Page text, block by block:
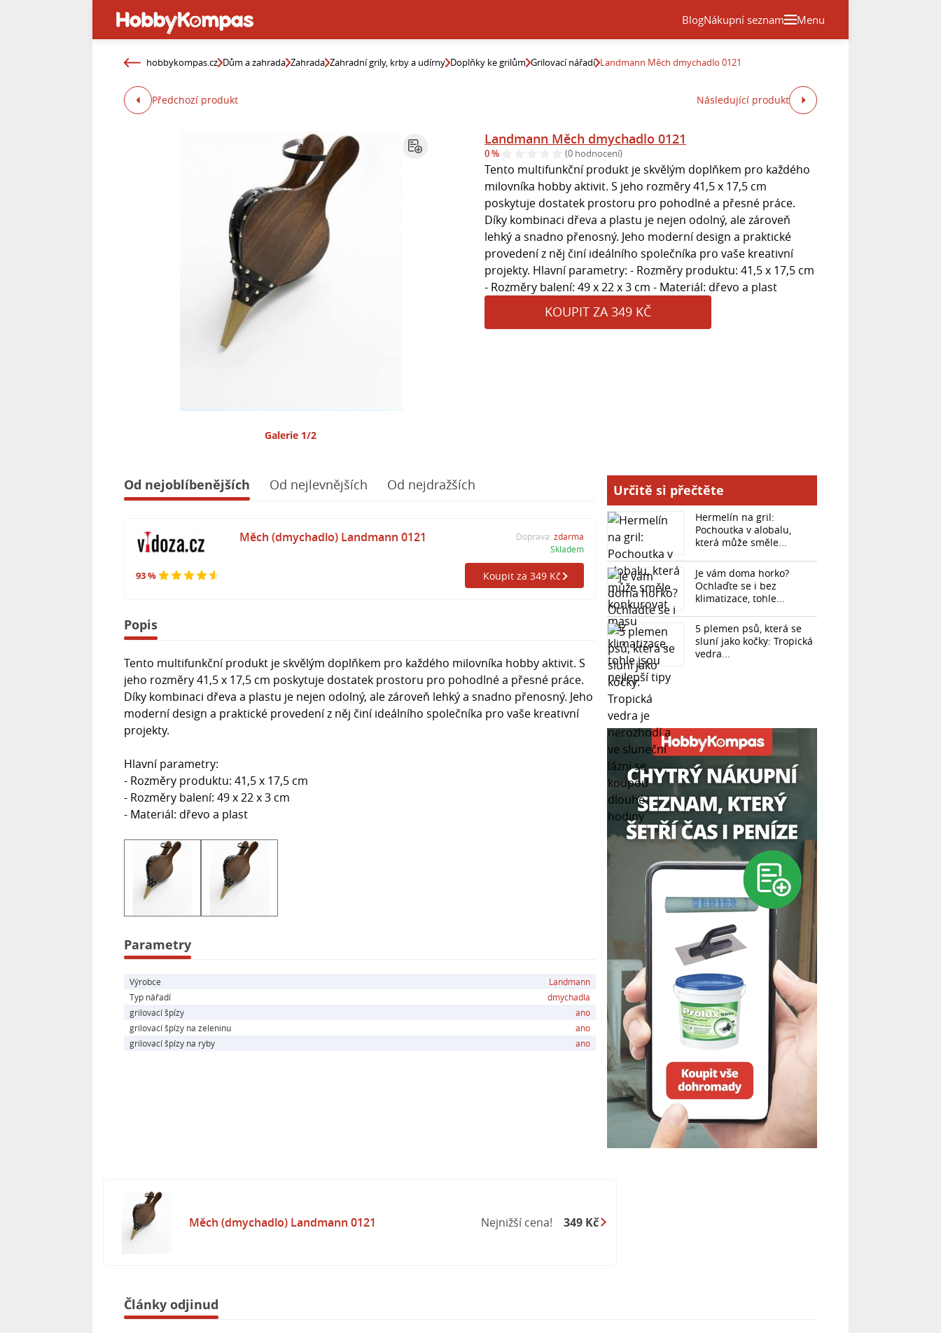
BlogNákupní seznam Menu
hobbykompas.cz Dům a zahrada Zahrada Zahradní grily, krby a udírny Doplňky ke grilům Grilovací nářadí Landmann Měch dmychadlo 0121
Předchozí produkt Následující produkt
Galerie 1/2
Landmann Měch dmychadlo 0121
0 % (0 hodnocení)
Tento multifunkční produkt je skvělým doplňkem pro každého
milovníka hobby aktivit. S jeho rozměry 41,5 x 17,5 cm
poskytuje dostatek prostoru pro pohodlné a přesné práce.
Díky kombinaci dřeva a plastu je nejen odolný, ale zároveň
lehký a snadno přenosný. Jeho moderní design a praktické
provedení z něj činí ideálního společníka pro vaše kreativní
projekty. Hlavní parametry: - Rozměry produktu: 41,5 x 17,5 cm
- Rozměry balení: 49 x 22 x 3 cm - Materiál: dřevo a plast
KOUPIT ZA 349 KČ
Od nejoblíbenějších Od nejlevnějších Od nejdražších
93 %
Měch (dmychadlo) Landmann 0121 Doprava: zdarma
Skladem
Koupit za 349 Kč
Popis
Tento multifunkční produkt je skvělým doplňkem pro každého milovníka hobby aktivit. S
jeho rozměry 41,5 x 17,5 cm poskytuje dostatek prostoru pro pohodlné a přesné práce.
Díky kombinaci dřeva a plastu je nejen odolný, ale zároveň lehký a snadno přenosný. Jeho
moderní design a praktické provedení z něj činí ideálního společníka pro vaše kreativní
projekty.
Hlavní parametry:
- Rozměry produktu: 41,5 x 17,5 cm
- Rozměry balení: 49 x 22 x 3 cm
- Materiál: dřevo a plast
Parametry
Výrobce
Landmann
Typ nářadí
dmychadla
grilovací špízy
ano
grilovací špízy na zeleninu
ano
grilovací špízy na ryby
ano
Určitě si přečtěte
Hermelín na gril:
Pochoutka v alobalu,
která může směle...
Je vám doma horko?
Ochlaďte se i bez
klimatizace, tohle...
5 plemen psů, která se
sluní jako kočky: Tropická
vedra...
Měch (dmychadlo) Landmann 0121 Nejnižší cena! 349 Kč
Články odjinud